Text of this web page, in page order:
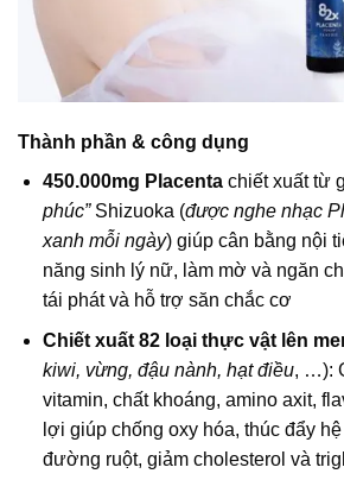
Thành phần & công dụng
450.000mg Placenta chiết xuất từ
phúc”Shizuoka (được nghe nhạc
xanh mỗi ngày) giúp cân bằng nội
năng sinh lý nữ, làm mờ và ngăn
tái phát và hỗ trợ săn chắc cơ
Chiết xuất 82 loại thực vật lên
kiwi, vừng, đậu nành, hạt điều, …):
vitamin, chất khoáng, amino axit,
lợi giúp chống oxy hóa, thúc đẩy
đường ruột, giảm cholesterol và